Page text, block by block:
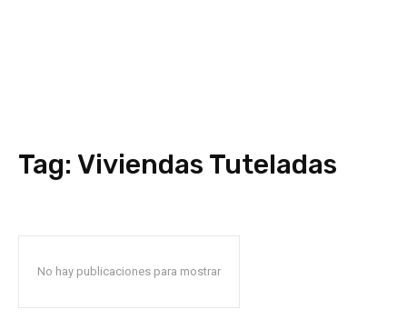
Tag: Viviendas Tuteladas
No hay publicaciones para mostrar